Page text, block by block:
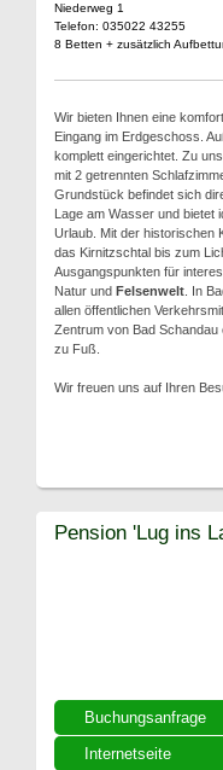
Niederweg 1
Telefon: 035022 43255
8 Betten + zusätzlich
Wir bieten Ihnen eine
Eingang im Erdgeschoss.
komplett eingerichtet. Zu
mit 2 getrennten
Grundstück befindet sich
Lage am Wasser und bietet
Urlaub. Mit der historischen
das Kirnitzschtal bis zum
Ausgangspunkten für
Natur und Felsenwelt . In
allen öffentlichen
Zentrum von Bad
zu Fuß.
Wir freuen uns auf Ihren
Buchungsanfrage
Internetseite
Pension 'Lug ins